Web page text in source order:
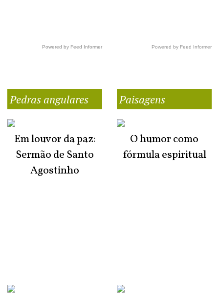
Powered by Feed Informer Powered by Feed Informer
Pedras angulares
Em louvor da paz:
Sermão de Santo
Agostinho
Paisagens
O humor como
fórmula espiritual